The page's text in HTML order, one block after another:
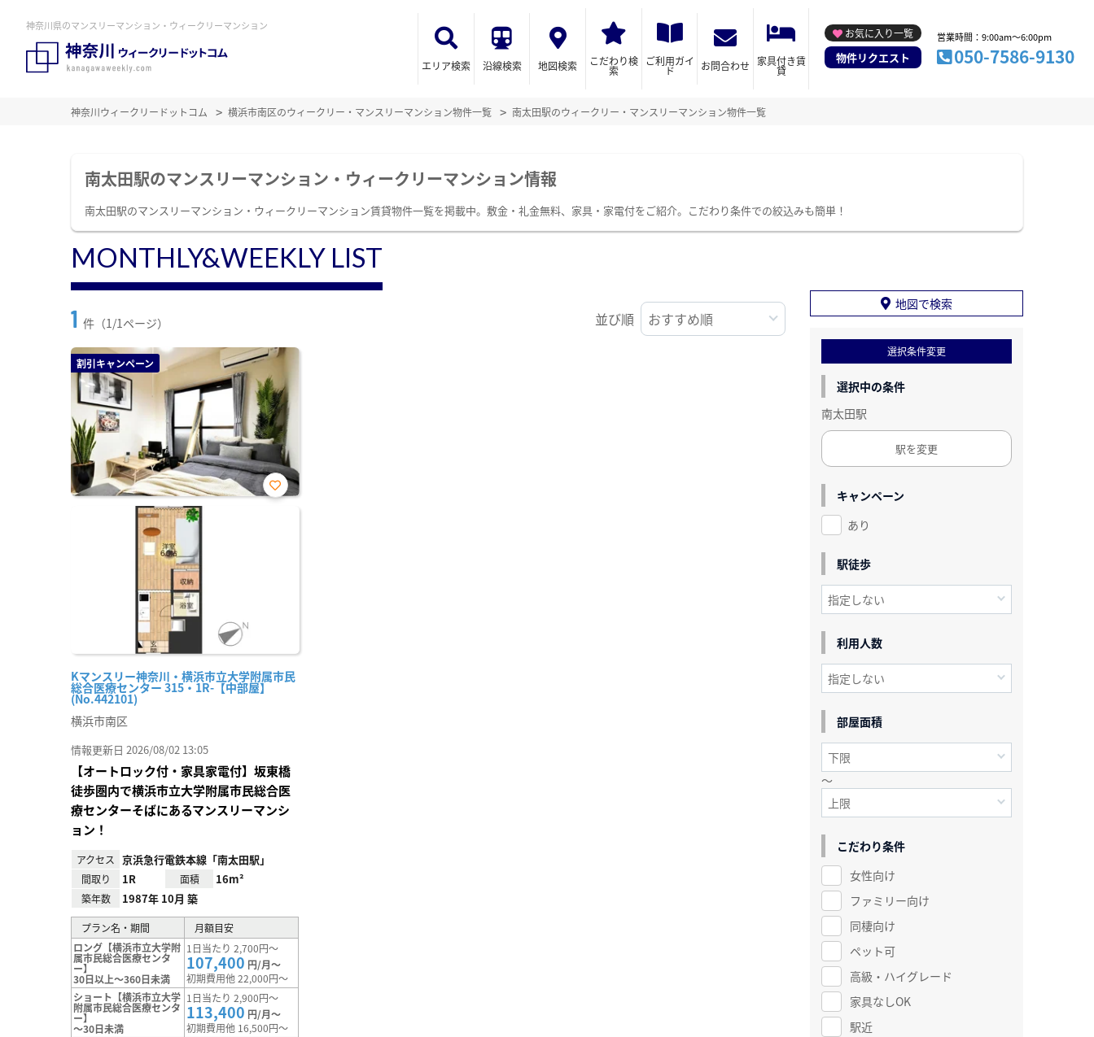
神奈川県のマンスリーマンション・ウィークリーマンション
エリア検索 沿線検索 地図検索 こだわり検
索
ご利用ガイ
ド お問合わせ 家具付き賃
貸
お気に入り一覧
物件リクエスト
営業時間：9:00am～6:00pm
050-7586-9130
神奈川ウィークリードットコム 横浜市南区のウィークリー・マンスリーマンション物件一覧 南太田駅のウィークリー・マンスリーマンション物件一覧
南太田駅のマンスリーマンション・ウィークリーマンション情報
南太田駅のマンスリーマンション・ウィークリーマンション賃貸物件一覧を掲載中。敷金・礼金無料、家具・家電付をご紹介。こだわり条件での絞込みも簡単！
MONTHLY&WEEKLY LIST
1 件（1/1ページ） 並び順
割引キャンペーン
Kマンスリー神奈川・横浜市立大学附属市民
総合医療センター 315・1R-【中部屋】
(No.442101)
お気
横浜市南区
情報更新日 2026/08/02 13:05
【オートロック付・家具家電付】坂東橋
徒歩圏内で横浜市立大学附属市民総合医
療センターそばにあるマンスリーマンシ
ョン！
アクセス 京浜急行電鉄本線「南太田駅」
間取り 1R 面積 16m²
築年数 1987年 10月 築
プラン名・期間
月額目安
ロング【横浜市立大学附
属市民総合医療センタ
ー】
30日以上～360日未満
1日当たり 2,700円～
107,400 円/月～
初期費用他 22,000円～
ショート【横浜市立大学
附属市民総合医療センタ
ー】
～30日未満
1日当たり 2,900円～
113,400 円/月～
初期費用他 16,500円～
地図で検索
選択条件変更
選択中の条件
南太田駅
駅を変更
キャンペーン
あり
駅徒歩
利用人数
部屋面積
～
こだわり条件
女性向け
ファミリー向け
同棲向け
ペット可
高級・ハイグレード
家具なしOK
駅近